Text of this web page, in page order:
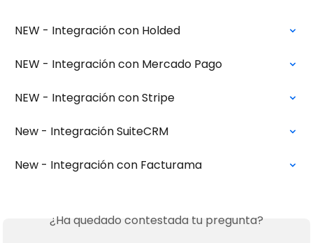
NEW - Integración con Holded
NEW - Integración con Mercado Pago
NEW - Integración con Stripe
New - Integración SuiteCRM
New - Integración con Facturama
¿Ha quedado contestada tu pregunta?